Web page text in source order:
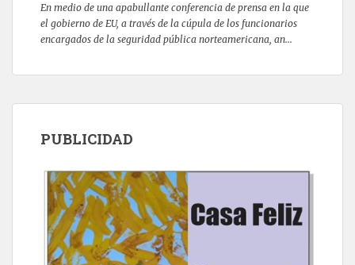
En medio de una apabullante conferencia de prensa en la que
el gobierno de EU, a través de la cúpula de los funcionarios
encargados de la seguridad pública norteamericana, an...
PUBLICIDAD